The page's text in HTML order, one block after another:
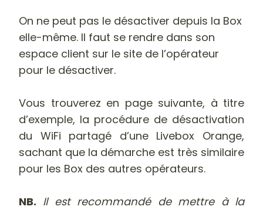
On ne peut pas le désactiver depuis la Box
elle-même. Il faut se rendre dans son
espace client sur le site de l’opérateur
pour le désactiver.
Vous trouverez en page suivante, à titre
d’exemple, la procédure de désactivation
du WiFi partagé d’une Livebox Orange,
sachant que la démarche est très similaire
pour les Box des autres opérateurs.
NB. Il est recommandé de mettre à la